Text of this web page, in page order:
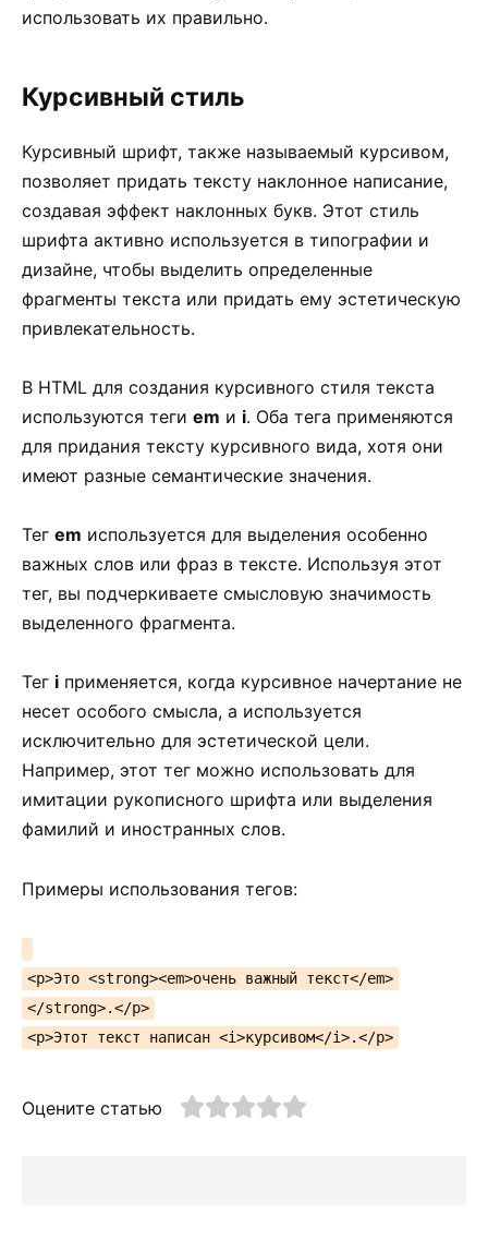
использовать их правильно.
Курсивный стиль
Курсивный шрифт, также называемый курсивом,
позволяет придать тексту наклонное написание,
создавая эффект наклонных букв. Этот стиль
шрифта активно используется в типографии и
дизайне, чтобы выделить определенные
фрагменты текста или придать ему эстетическую
привлекательность.
В HTML для создания курсивного стиля текста
используются теги em и i. Оба тега применяются
для придания тексту курсивного вида, хотя они
имеют разные семантические значения.
Тег em используется для выделения особенно
важных слов или фраз в тексте. Используя этот
тег, вы подчеркиваете смысловую значимость
выделенного фрагмента.
Тег i применяется, когда курсивное начертание не
несет особого смысла, а используется
исключительно для эстетической цели.
Например, этот тег можно использовать для
имитации рукописного шрифта или выделения
фамилий и иностранных слов.
Примеры использования тегов:
<p>Это <strong><em>очень важный текст</em>
</strong>.</p>
<p>Этот текст написан <i>курсивом</i>.</p>
Оцените статью